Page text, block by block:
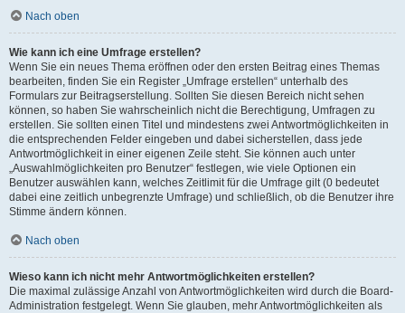
Nach oben
Wie kann ich eine Umfrage erstellen?
Wenn Sie ein neues Thema eröffnen oder den ersten Beitrag eines Themas
bearbeiten, finden Sie ein Register „Umfrage erstellen“ unterhalb des
Formulars zur Beitragserstellung. Sollten Sie diesen Bereich nicht sehen
können, so haben Sie wahrscheinlich nicht die Berechtigung, Umfragen zu
erstellen. Sie sollten einen Titel und mindestens zwei Antwortmöglichkeiten in
die entsprechenden Felder eingeben und dabei sicherstellen, dass jede
Antwortmöglichkeit in einer eigenen Zeile steht. Sie können auch unter
„Auswahlmöglichkeiten pro Benutzer“ festlegen, wie viele Optionen ein
Benutzer auswählen kann, welches Zeitlimit für die Umfrage gilt (0 bedeutet
dabei eine zeitlich unbegrenzte Umfrage) und schließlich, ob die Benutzer ihre
Stimme ändern können.
Nach oben
Wieso kann ich nicht mehr Antwortmöglichkeiten erstellen?
Die maximal zulässige Anzahl von Antwortmöglichkeiten wird durch die Board-
Administration festgelegt. Wenn Sie glauben, mehr Antwortmöglichkeiten als